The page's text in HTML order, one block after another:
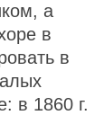
а
в
в
в 1860 г.